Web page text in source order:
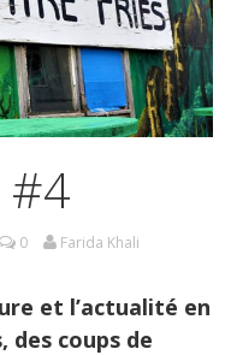
#4
0 Farida Khali
et l’actualité en
des coups de